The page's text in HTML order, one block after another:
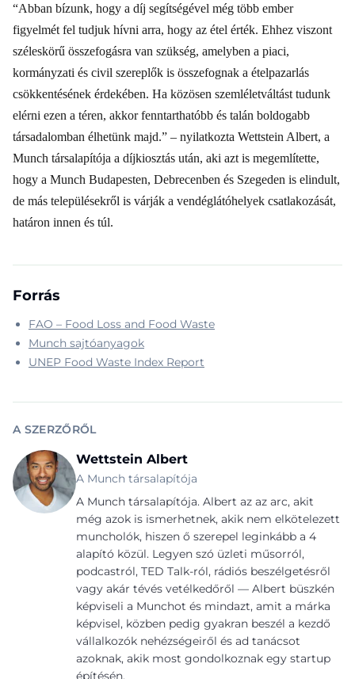
“Abban bízunk, hogy a díj segítségével még több ember
figyelmét fel tudjuk hívni arra, hogy az étel érték. Ehhez viszont
széleskörű összefogásra van szükség, amelyben a piaci,
kormányzati és civil szereplők is összefognak a ételpazarlás
csökkentésének érdekében. Ha közösen szemléletváltást tudunk
elérni ezen a téren, akkor fenntarthatóbb és talán boldogabb
társadalomban élhetünk majd.” – nyilatkozta Wettstein Albert, a
Munch társalapítója a díjkiosztás után, aki azt is megemlítette,
hogy a Munch Budapesten, Debrecenben és Szegeden is elindult,
de más településekről is várják a vendéglátóhelyek csatlakozását,
határon innen és túl.
Forrás
FAO – Food Loss and Food Waste
Munch sajtóanyagok
UNEP Food Waste Index Report
A SZERZŐRŐL
Wettstein Albert
A Munch társalapítója
A Munch társalapítója. Albert az az arc, akit
még azok is ismerhetnek, akik nem elkötelezett
muncholók, hiszen ő szerepel leginkább a 4
alapító közül. Legyen szó üzleti műsorról,
podcastról, TED Talk-ról, rádiós beszélgetésről
vagy akár tévés vetélkedőről — Albert büszkén
képviseli a Munchot és mindazt, amit a márka
képvisel, közben pedig gyakran beszél a kezdő
vállalkozók nehézségeiről és ad tanácsot
azoknak, akik most gondolkoznak egy startup
építésén.